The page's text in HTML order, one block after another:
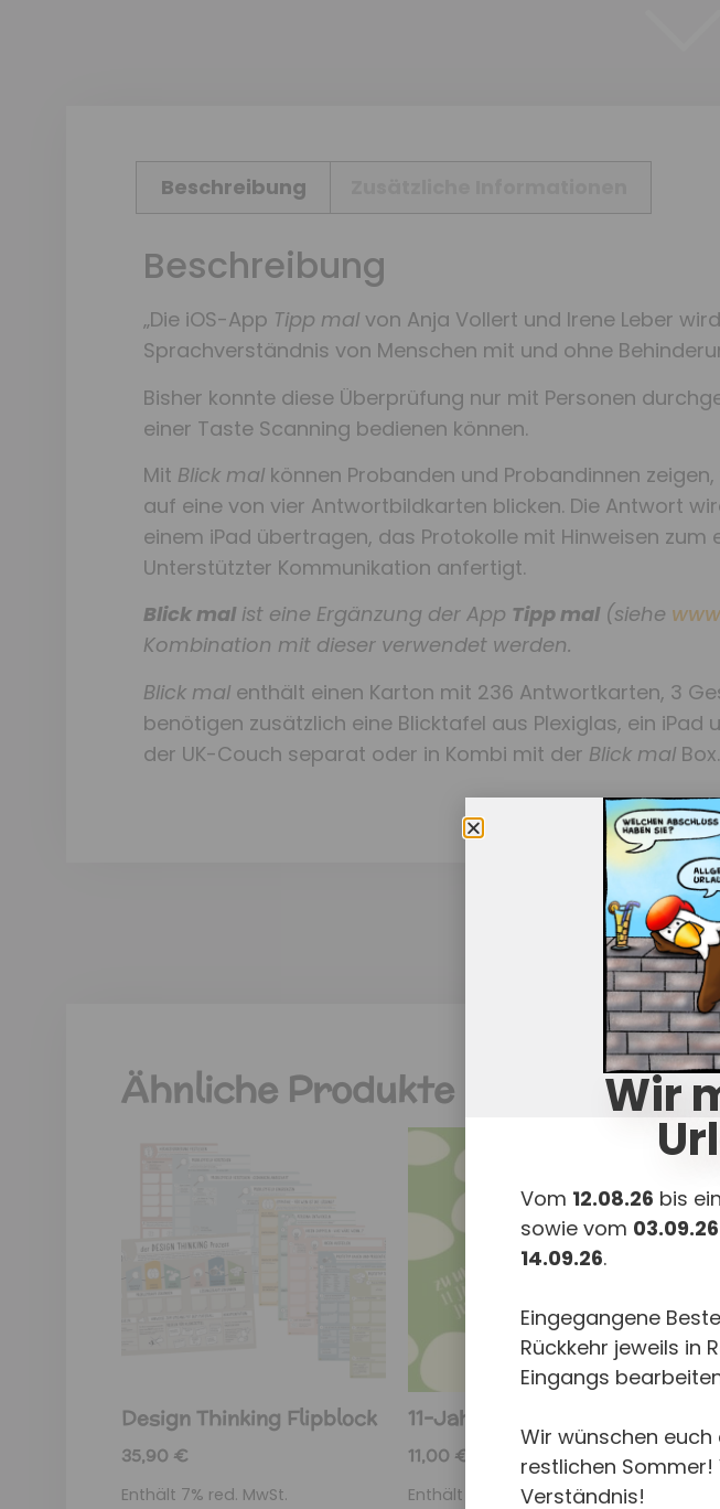
Beschreibung
Beschreibung
„Die iOS-App Tipp mal von Anja Vollert und Irene Leber
Sprachverständnis von Menschen mit und ohne
Bisher konnte diese Überprüfung nur mit Personen
einer Taste Scanning bedienen können.
Mit Blick mal können Probanden und Probandinnen
auf eine von vier Antwortbildkarten blicken. Die Antwort
einem iPad übertragen, das Protokolle mit Hinweisen
Unterstützter Kommunikation anfertigt.
Blick mal ist eine Ergänzung der App Tipp mal (siehe
Kombination mit dieser verwendet werden.
Blick mal enthält einen Karton mit 236 Antwortkarten, 3
benötigen zusätzlich eine Blicktafel aus Plexiglas, ein iPad
der UK-Couch separat oder in Kombi mit der Blick mal
Ähnliche Produkte
Design Thinking Flipblock
35,90 €
Enthält 7% red. MwSt.
11-Jahreskalender
11,00 €
Enthält 19% Umsatzsteuer
Wir
Vom 12.08.26 bis
sowie vom 03.09.26
14.09.26.
Eingegangene
Rückkehr jeweils in
Eingangs
Wir wünschen
restlichen Sommer!
Verständnis!